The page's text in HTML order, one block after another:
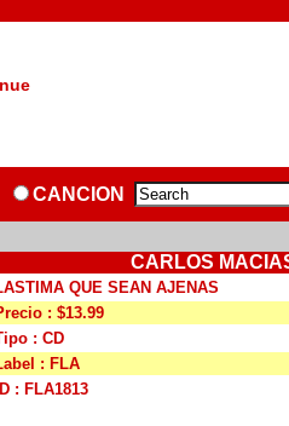
CANCION
CARLOS
QUE SEAN AJENAS
: $13.99
: CD
: FLA
ID : FLA1813